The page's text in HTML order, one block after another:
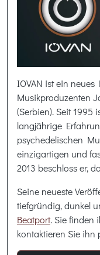
IOVAN ist ein
Musikproduzenten
(Serbien). Seit 1995
langjährige
psychedelischen
einzigartigen und
2013 beschloss er,
Seine neueste
tiefgründig, dunkel
Beatport. Sie finden
kontaktieren Sie ihn